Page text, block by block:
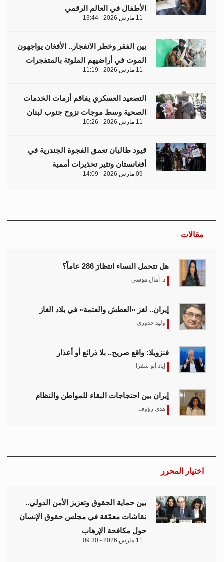
الأطفال في العالم الرقمي
11 مارس 2026 - 13:44
بين الفقر وخطر الانفجار.. الأفغان يواجهون
الموت في أراضيهم الملوثة بالمتفجرات
11 مارس 2026 - 11:19
التصعيد العسكري يفاقم أزمات الخدمات
الصحية وسط موجات نزوح جنوب لبنان
11 مارس 2026 - 10:26
قيود طالبان تعمق الفجوة الجندرية في
أفغانستان وتثير تحذيرات أممية
09 مارس 2026 - 14:09
مقالات
هل تتحمل النساء انتظارَ 286 عاماً؟
د. آمال موسى
إيران.. لغز «العطش والعتمة» في بلاد الغاز
وليد خدوري
فنزويلا: واقع صريح.. بلا ذرائع أو أعذار
إياد أبو شقرا
إيران بين احتجاجات البقاء للمواطن والنظام
هدى رؤوف
اختيار المحرر
بين حماية الحقوق وتعزيز الأمن الدولي..
نقاشات معمّقة في مجلس حقوق الإنسان
حول مكافحة الإرهاب
11 مارس 2026 - 09:30